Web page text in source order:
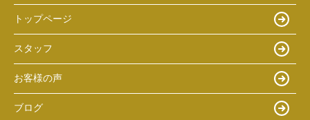
トップページ
スタッフ
お客様の声
ブログ